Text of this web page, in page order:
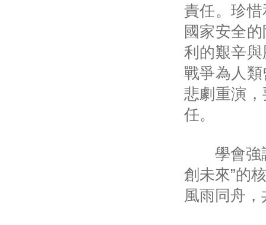
責任。珍
國家安全
利的艱辛
戰爭為人
悲劇重演
任。
學會強調
創未來”的
風雨同舟